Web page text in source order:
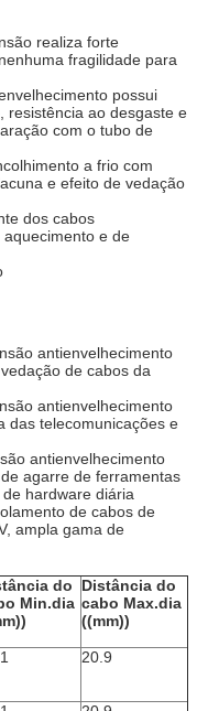
realiza forte
fragilidade para
possui
resistência ao desgaste e
com o tubo de
a frio com
e efeito de vedação
dos cabos
e de
antienvelhecimento
de cabos da
antienvelhecimento
das telecomunicações e
antienvelhecimento
agarre de ferramentas
hardware diária
de cabos de
ampla gama de
do
Min.dia
Distância do
cabo Max.dia
((mm))
20.9